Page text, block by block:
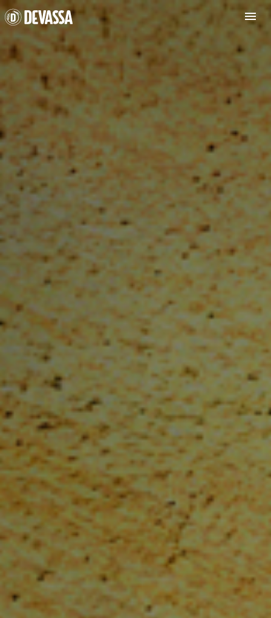
DEVASSA
APOIA O
CONSUMO
CONSCIENTE!
Você tem
mais de 18
anos?
SIM